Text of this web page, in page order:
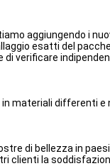
aggiungendo i
esatti del
di verificare
materiali differenti e
di bellezza in
clienti la